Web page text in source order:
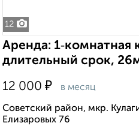
12
Аренда: 1‑комнатная
длительный срок,
12 000 ₽ в месяц
Советский район, мкр.
Елизаровых 76